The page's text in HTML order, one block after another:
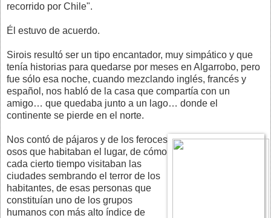
recorrido por Chile".
Él estuvo de acuerdo.
Sirois resultó ser un tipo encantador, muy simpático y que
tenía historias para quedarse por meses en Algarrobo, pero
fue sólo esa noche, cuando mezclando inglés, francés y
español, nos habló de la casa que compartía con un
amigo… que quedaba junto a un lago… donde el
continente se pierde en el norte.
Nos contó de pájaros y de los feroces
osos que habitaban el lugar, de cómo
cada cierto tiempo visitaban las
ciudades sembrando el terror de los
habitantes, de esas personas que
constituían uno de los grupos
humanos con más alto índice de